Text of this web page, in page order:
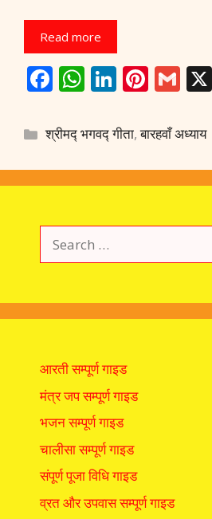
Read more
F
e
o
k
W
at
A
p
Li
k
dI
Pi
er
st
G
ai
Categories
श्रीमद्‍ भगवद्‍ गीता,बारहवाँ अध्याय
for:
आरती सम्पूर्ण गाइड
मंत्र जप सम्पूर्ण गाइड
भजन सम्पूर्ण गाइड
चालीसा सम्पूर्ण गाइड
संपूर्ण पूजा विधि गाइड
व्रत और उपवास सम्पूर्ण गाइड